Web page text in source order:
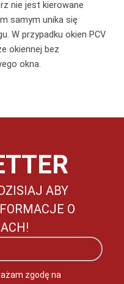
nie jest kierowane
samym unika się
W przypadku okien PCV
okiennej bez
okna.
ABY
O
zgodę na